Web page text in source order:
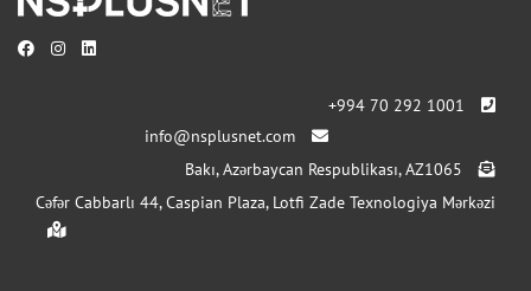
+994 70 292 1001
info@nsplusnet.com
Bakı, Azərbaycan Respublikası, AZ1065
Cəfər Cabbarlı 44, Caspian Plaza, Lotfi Zade Texnologiya Mərkəzi